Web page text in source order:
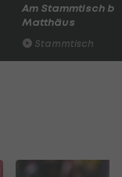
Am Stammtisch
Matthäus
Stammtisch